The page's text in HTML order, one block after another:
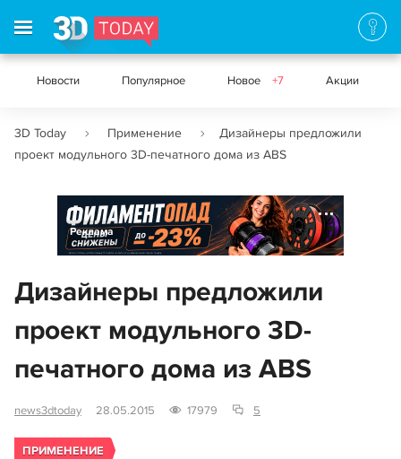
Новости Популярное Новое +7 Акции
3D Today Применение
Дизайнеры предложили
проект модульного 3D-печатного дома из ABS
Реклама
Дизайнеры предложили
проект модульного 3D-
печатного дома из ABS
news3dtoday 28.05.2015 17979 5
ПРИМЕНЕНИЕ